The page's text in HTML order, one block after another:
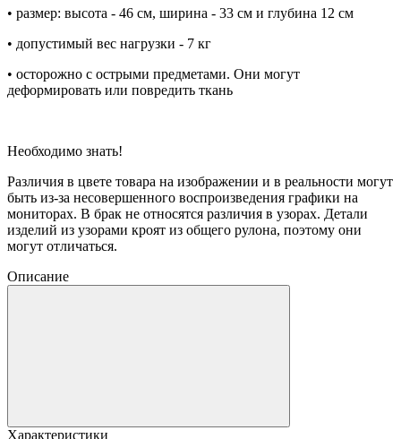
• размер: высота - 46 см, ширина - 33 см и глубина 12 см
• допустимый вес нагрузки - 7 кг
• осторожно с острыми предметами. Они могут
деформировать или повредить ткань
Необходимо знать!
Различия в цвете товара на изображении и в реальности могут
быть из-за несовершенного воспроизведения графики на
мониторах. В брак не относятся различия в узорах. Детали
изделий из узорами кроят из общего рулона, поэтому они
могут отличаться.
Описание
Характеристики